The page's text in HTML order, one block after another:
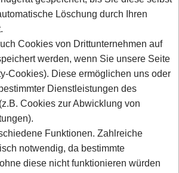
Löschung durch Ihren
Cookies von Drittunternehmen auf
werden, wenn Sie unsere Seite
Cookies). Diese ermöglichen uns oder
Dienstleistungen des
Cookies zur Abwicklung von
Funktionen. Zahlreiche
notwendig, da bestimmte
diese nicht funktionieren würden